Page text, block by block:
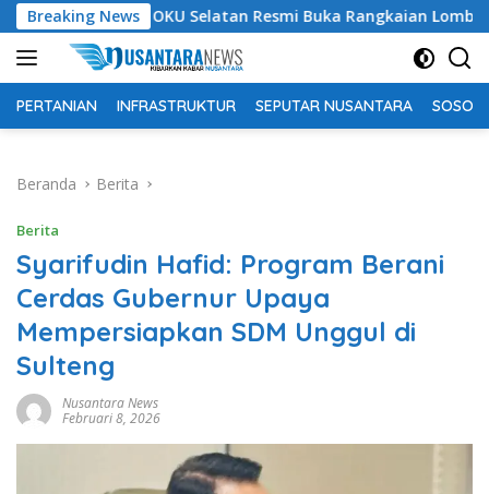
Langsung
ke
konten
Breaking News
Bupati OKU Selatan Resmi Buka Rangkaian Lomba Peringatan
PERTANIAN INFRASTRUKTUR SEPUTAR NUSANTARA SOSOK
Beranda Berita
Berita
Syarifudin Hafid: Program Berani
Cerdas Gubernur Upaya
Mempersiapkan SDM Unggul di
Sulteng
Nusantara News
Februari 8, 2026